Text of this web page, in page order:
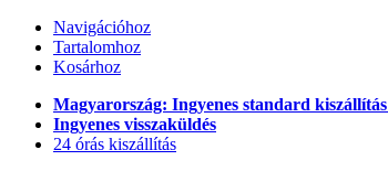
Navigációhoz
Tartalomhoz
Kosárhoz
Magyarország: Ingyenes standard kiszállítás
Ingyenes visszaküldés
24 órás kiszállítás